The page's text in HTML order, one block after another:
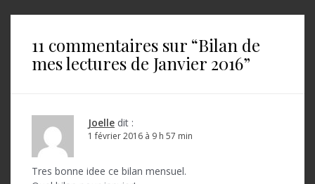
11 commentaires sur “Bilan de
mes lectures de Janvier 2016”
Joelle dit :
1 février 2016 à 9 h 57 min
Tres bonne idee ce bilan mensuel.